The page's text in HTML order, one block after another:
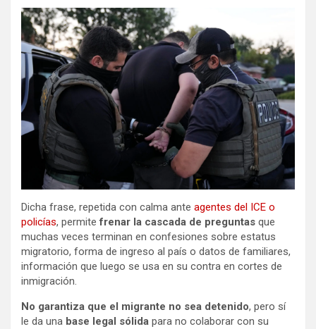
Dicha frase, repetida con calma ante agentes del ICE o
policías, permitefrenar la cascada de preguntas que
muchas veces terminan en confesiones sobre estatus
migratorio, forma de ingreso al país o datos de familiares,
información que luego se usa en su contra en cortes de
inmigración.
No garantiza que el migrante no sea detenido, pero sí
le da una base legal sólida para no colaborar con su